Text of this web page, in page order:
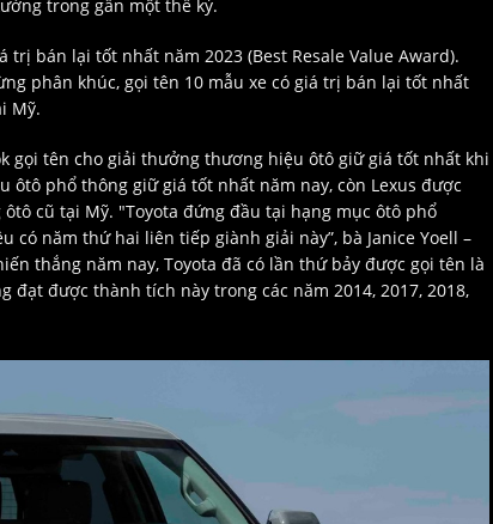
trong gần một thế kỷ.
bán lại tốt nhất năm 2023 (Best Resale Value Award).
phân khúc, gọi tên 10 mẫu xe có giá trị bán lại tốt nhất
Mỹ.
gọi tên cho giải thưởng thương hiệu ôtô giữ giá tốt nhất khi
ôtô phổ thông giữ giá tốt nhất năm nay, còn Lexus được
cũ tại Mỹ. "Toyota đứng đầu tại hạng mục ôtô phổ
có năm thứ hai liên tiếp giành giải này”, bà Janice Yoell –
thắng năm nay, Toyota đã có lần thứ bảy được gọi tên là
được thành tích này trong các năm 2014, 2017, 2018,